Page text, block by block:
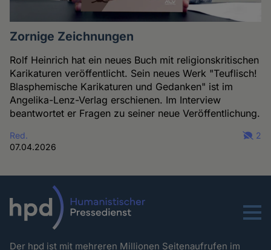
Zornige Zeichnungen
Rolf Heinrich hat ein neues Buch mit religionskritischen
Karikaturen veröffentlicht. Sein neues Werk "Teuflisch!
Blasphemische Karikaturen und Gedanken" ist im
Angelika-Lenz-Verlag erschienen. Im Interview
beantwortet er Fragen zu seiner neue Veröffentlichung.
Red.
07.04.2026
2
Menu
Der hpd ist mit mehreren Millionen Seitenaufrufen im